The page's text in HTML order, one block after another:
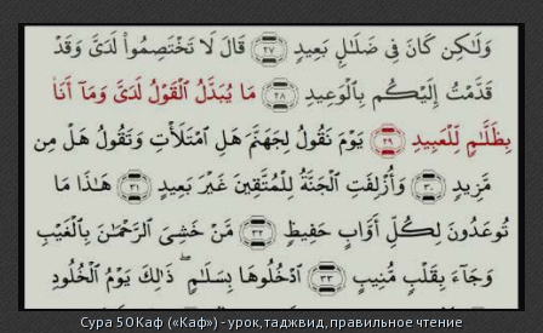
Сура 50 Каф («Каф») - урок, таджвид, правильное чтение